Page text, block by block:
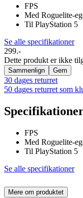
FPS
Med Roguelite-
Til PlayStation 5
Se alle specifikationer
299.-
Dette produkt er ikke
Sammenlign Gem
30 dages returret
50 dages returret som
FPS
Med Roguelite-
Til PlayStation 5
Se alle specifikationer
Mere om produktet